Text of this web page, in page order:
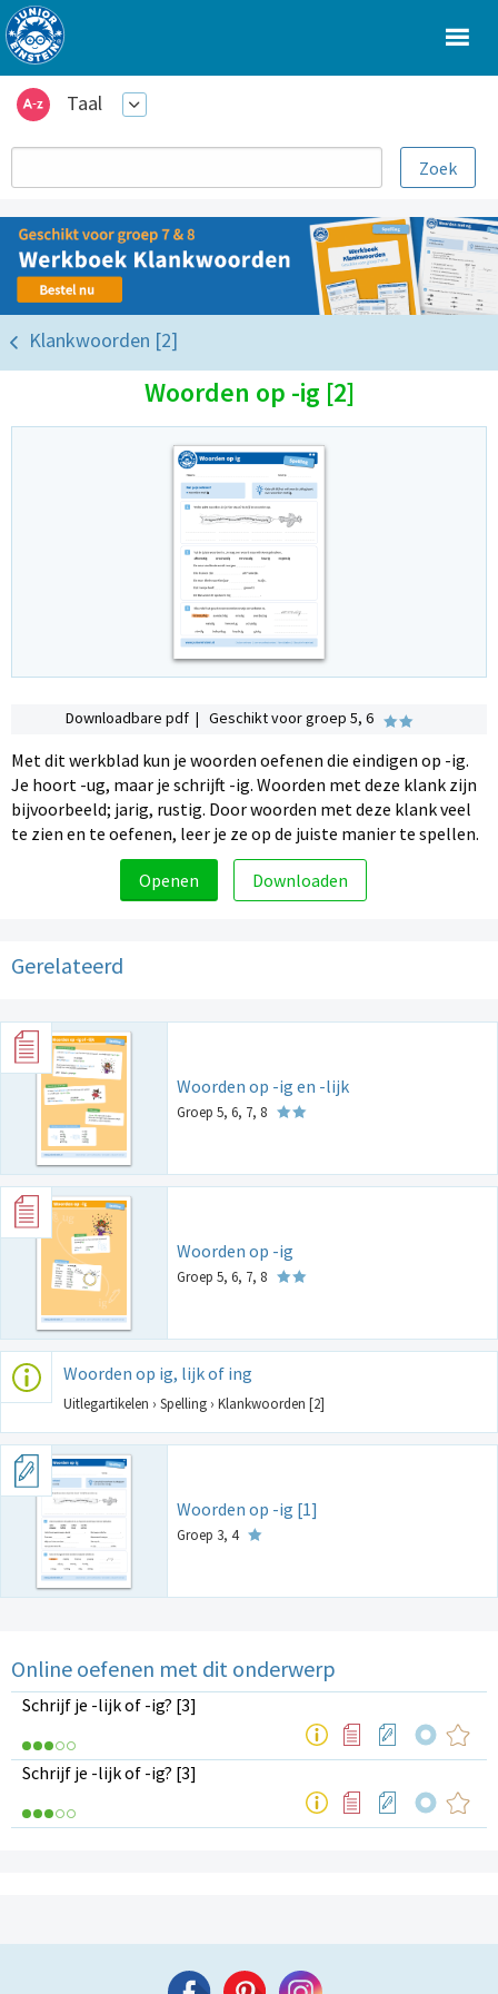
Taal
Klankwoorden [2]
Woorden op -ig [2]
Downloadbare pdf | Geschikt voor groep 5, 6
Met dit werkblad kun je woorden oefenen die eindigen op -ig.
Je hoort -ug, maar je schrijft -ig. Woorden met deze klank zijn
bijvoorbeeld; jarig, rustig. Door woorden met deze klank veel
te zien en te oefenen, leer je ze op de juiste manier te spellen.
Openen Downloaden
Gerelateerd
Woorden op -ig en -lijk
Groep 5, 6, 7, 8
Woorden op -ig
Groep 5, 6, 7, 8
Woorden op ig, lijk of ing
Uitlegartikelen › Spelling › Klankwoorden [2]
Woorden op -ig [1]
Groep 3, 4
Online oefenen met dit onderwerp
Schrijf je -lijk of -ig? [3]
Schrijf je -lijk of -ig? [3]